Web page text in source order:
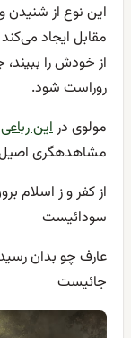
این نوع از
مقابل ایجاد
از خودش را
روراست شود.
مولوی دراین رباعی
مشاهدهگری
از کفر و ز اسلام
سودائیست
عارف چو بدان رسید
جائیست